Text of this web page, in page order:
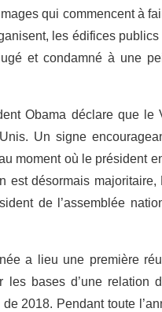
qui commencent à
les édifices
et condamné à une
Obama déclare que
Un signe
moment où le président
est désormais
de l’assemblée
a lieu une première
les bases d’une relation
2018. Pendant toute